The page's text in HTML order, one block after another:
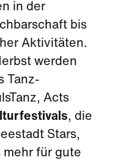
in der
bis
Aktivitäten.
werden
Tanz-
Acts
, die
Stars,
mehr für gute